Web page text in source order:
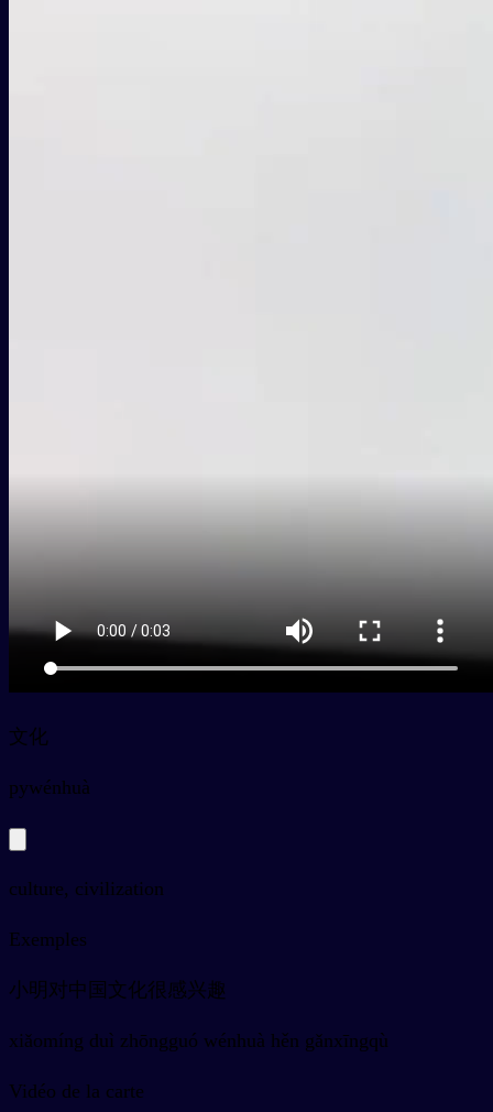
文化
pywénhuà
culture, civilization
Exemples
小明对中国文化很感兴趣
xiǎomíng duì zhōngguó wénhuà hěn gǎnxīngqù
Vidéo de la carte